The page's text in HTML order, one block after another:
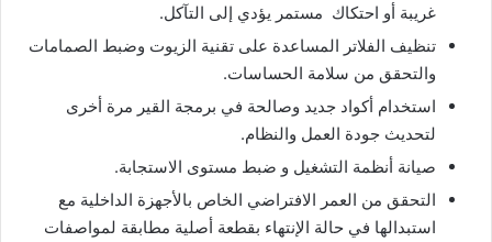
غريبة أو احتكاك مستمر يؤدي إلى التآكل.
تنظيف الفلاتر المساعدة على تقنية الزيوت وضبط الصمامات
والتحقق من سلامة الحساسات.
استخدام أكواد جديد وصالحة في برمجة القير مرة أخرى
لتحديث جودة العمل والنظام.
صيانة أنظمة التشغيل و ضبط مستوى الاستجابة.
التحقق من العمر الافتراضي الخاص بالأجهزة الداخلية مع
استبدالها في حالة الإنتهاء بقطعة أصلية مطابقة لمواصفات